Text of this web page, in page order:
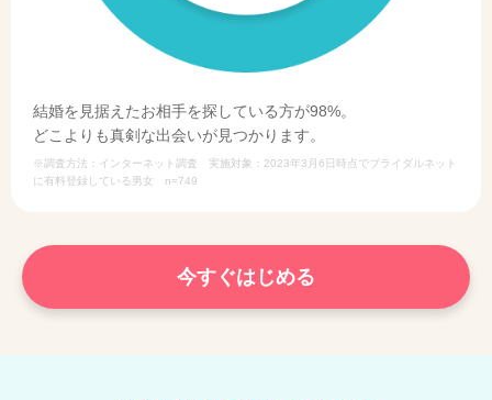
結婚を見据えたお相手を探している方が98%。
どこよりも真剣な出会いが見つかります。
※調査方法：インターネット調査 実施対象：2023年3月6日時点でブライダルネット
に有料登録している男女 n=749
今すぐはじめる